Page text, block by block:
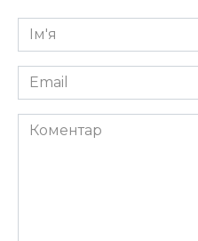
Ім'я
*
Email
*
Коментар